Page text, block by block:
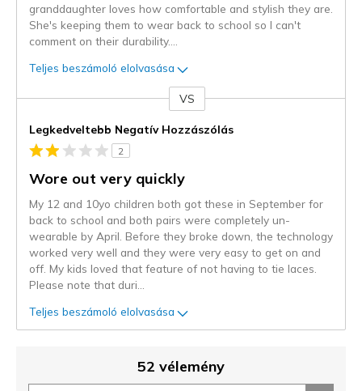
granddaughter loves how comfortable and stylish they are.
She's keeping them to wear back to school so I can't
comment on their durability.
Teljes beszámoló elolvasása
VS
Legkedveltebb Negatív Hozzászólás
2
Wore out very quickly
My 12 and 10yo children both got these in September for
back to school and both pairs were completely un-
wearable by April. Before they broke down, the technology
worked very well and they were very easy to get on and
off. My kids loved that feature of not having to tie laces.
Please note that duri
Teljes beszámoló elolvasása
52 vélemény